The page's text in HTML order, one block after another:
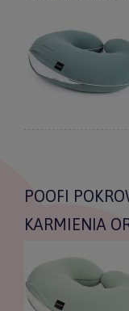
POOFI
KARMIENIA